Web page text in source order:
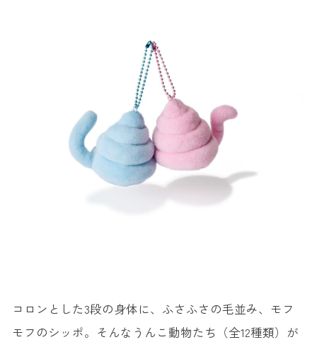
コロンとした3段の身体に、ふさふさの毛並み、モフ
モフのシッポ。そんなうんこ動物たち（全12種類）が